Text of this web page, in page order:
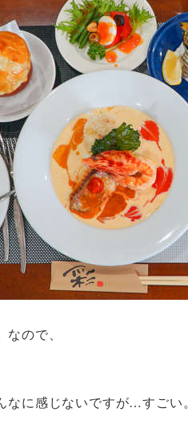
ので、
に感じないですが…すごい。